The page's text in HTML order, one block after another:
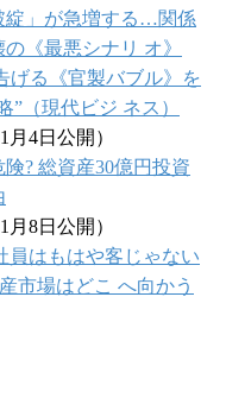
綻」が急増する…関係
《最悪シナリ オ》
げる《官製バブル》を
”（現代ビジ ネス）
4日公開）
? 総資産30億円投資
8日公開）
員はもはや客じゃない
市場はどこ へ向かう